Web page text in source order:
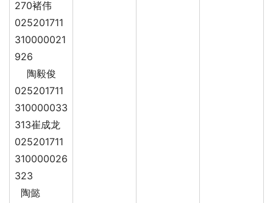
270褚伟
025201711
310000021
926
陶毅俊
025201711
310000033
313崔成龙
025201711
310000026
323
陶懿